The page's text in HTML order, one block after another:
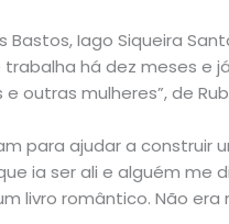
Bastos, Iago Siqueira
há dez meses e
e outras mulheres”, de
para ajudar a construir
ia ser ali e alguém me
livro romântico. Não